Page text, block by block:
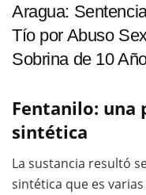
Aragua:
Tío por Abuso
Sobrina de 10
Fentanilo: una
sintética
La sustancia resultó
sintética que es